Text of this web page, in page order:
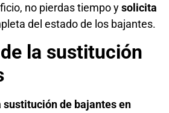
no pierdas tiempo ysolicita
del estado de los bajantes.
la sustitución
sustitución de bajantes en